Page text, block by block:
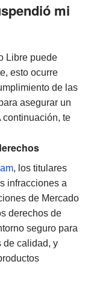
mi
Libre puede
esto ocurre
de las
asegurar un
continuación, te
, los titulares
infracciones a
de Mercado
derechos de
seguro para
de calidad, y